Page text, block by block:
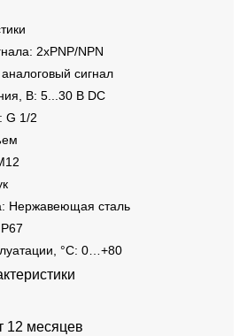
2xPNP/NPN
сигнал
В: 5...30 В DC
G 1/2
Нержавеющая сталь
°C: 0…+80
12 месяцев